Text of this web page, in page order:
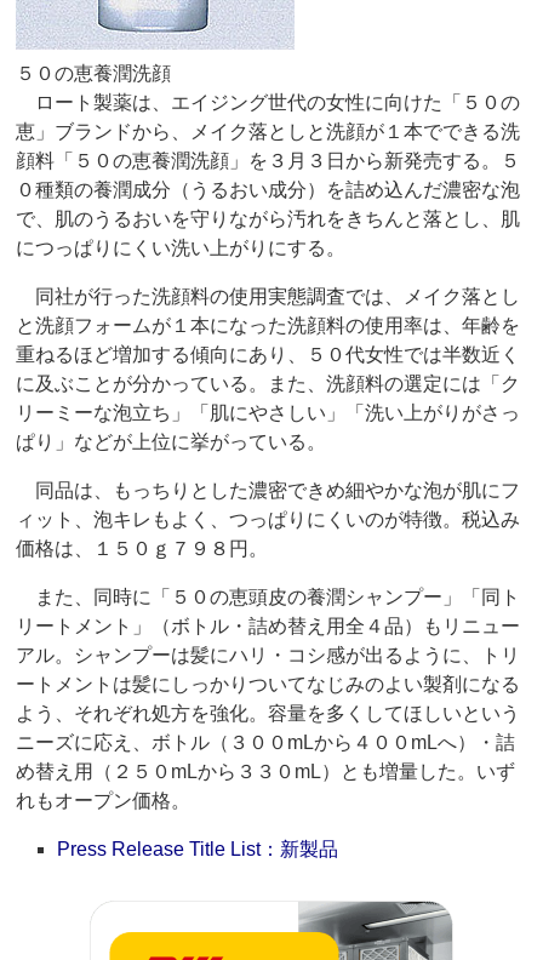
５０の恵養潤洗顔
ロート製薬は、エイジング世代の女性に向けた「５０の
恵」ブランドから、メイク落としと洗顔が１本でできる洗
顔料「５０の恵養潤洗顔」を３月３日から新発売する。５
０種類の養潤成分（うるおい成分）を詰め込んだ濃密な泡
で、肌のうるおいを守りながら汚れをきちんと落とし、肌
につっぱりにくい洗い上がりにする。
同社が行った洗顔料の使用実態調査では、メイク落とし
と洗顔フォームが１本になった洗顔料の使用率は、年齢を
重ねるほど増加する傾向にあり、５０代女性では半数近く
に及ぶことが分かっている。また、洗顔料の選定には「ク
リーミーな泡立ち」「肌にやさしい」「洗い上がりがさっ
ぱり」などが上位に挙がっている。
同品は、もっちりとした濃密できめ細やかな泡が肌にフ
ィット、泡キレもよく、つっぱりにくいのが特徴。税込み
価格は、１５０ｇ７９８円。
また、同時に「５０の恵頭皮の養潤シャンプー」「同ト
リートメント」（ボトル・詰め替え用全４品）もリニュー
アル。シャンプーは髪にハリ・コシ感が出るように、トリ
ートメントは髪にしっかりついてなじみのよい製剤になる
よう、それぞれ処方を強化。容量を多くしてほしいという
ニーズに応え、ボトル（３００mLから４００mLへ）・詰
め替え用（２５０mLから３３０mL）とも増量した。いず
れもオープン価格。
Press Release Title List：新製品